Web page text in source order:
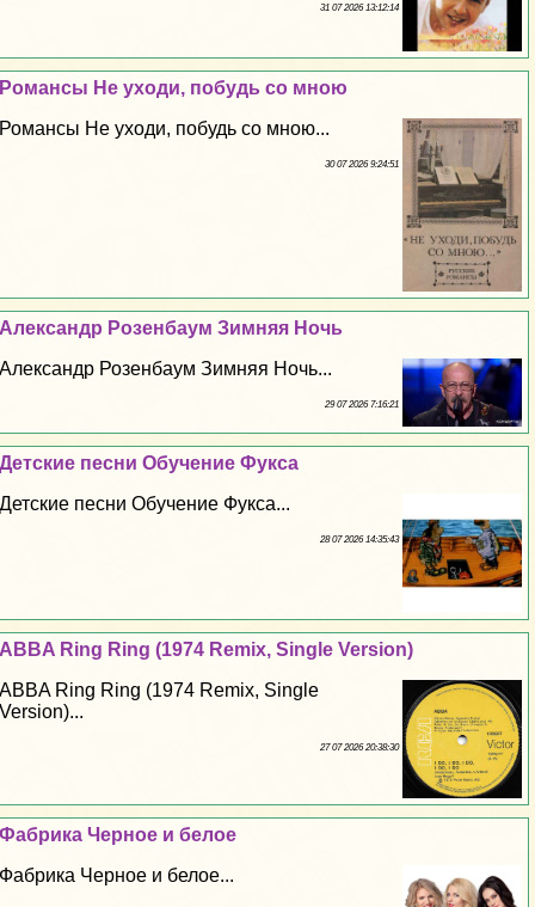
31 07 2026 13:12:14
Романсы Не уходи, побудь со мною
Романсы Не уходи, побудь со мною...
30 07 2026 9:24:51
Александр Розенбаум Зимняя Ночь
Александр Розенбаум Зимняя Ночь...
29 07 2026 7:16:21
Детские песни Обучение Фукса
Детские песни Обучение Фукса...
28 07 2026 14:35:43
ABBA Ring Ring (1974 Remix, Single Version)
ABBA Ring Ring (1974 Remix, Single
Version)...
27 07 2026 20:38:30
Фабрика Черное и белое
Фабрика Черное и белое...